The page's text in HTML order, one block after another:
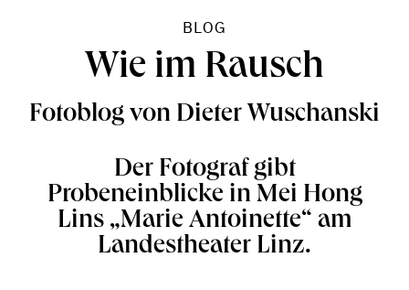
BLOG
Wie im Rausch
Fotoblog von Dieter Wuschanski
Der Fotograf gibt
Probeneinblicke in Mei Hong
Lins „Marie Antoinette“ am
Landestheater Linz.